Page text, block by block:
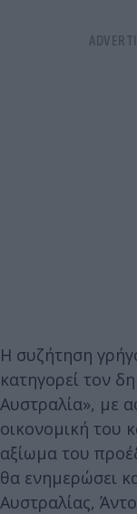
Η συζήτηση
κατηγορεί τον
Αυστραλία», με
οικονομική του
αξίωμα του
θα ενημερώσει
Αυστραλίας,